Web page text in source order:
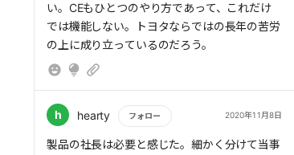
い。CEもひとつのやり方であって、これだけ
では機能しない。トヨタならではの長年の苦労
の上に成り立っているのだろう。
h hearty フォロー 2020年11月8日
もっと読む
製品の社長は必要と感じた。細かく分けて当事